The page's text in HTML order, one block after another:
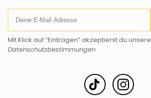
Mit Klick auf “Eintragen” akzeptierst du unsere
Datenschutzbestimmungen.